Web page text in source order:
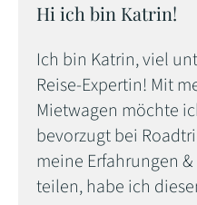
Hi ich bin Katrin!
Ich bin Katrin, viel
Reise-Expertin! Mit
Mietwagen möchte
bevorzugt bei
meine Erfahrungen
teilen, habe ich